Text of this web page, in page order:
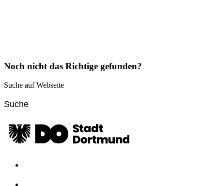
Noch nicht das Richtige gefunden?
Suche auf Webseite